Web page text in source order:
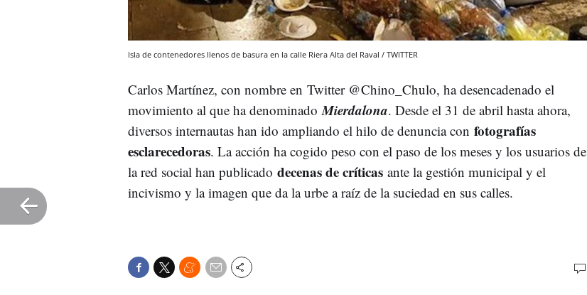
Isla de contenedores llenos de basura en la calle Riera Alta del Raval / TWITTER
Carlos Martínez, con nombre en Twitter @Chino_Chulo, ha desencadenado el
movimiento al que ha denominado Mierdalona. Desde el 31 de abril hasta ahora,
diversos internautas han ido ampliando el hilo de denuncia con fotografías
esclarecedoras. La acción ha cogido peso con el paso de los meses y los usuarios de
la red social han publicado decenas de críticas ante la gestión municipal y el
incivismo y la imagen que da la urbe a raíz de la suciedad en sus calles.